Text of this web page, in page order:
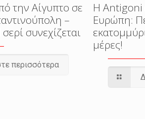
την Αίγυπτο σε
–
συνεχίζεται
περισσότερα
Η Antigoni
Ευρώπη:
μέρες!